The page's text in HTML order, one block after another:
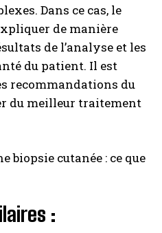
Dans ce cas, le
de manière
de l’analyse et les
du patient. Il est
recommandations du
du meilleur traitement
biopsie cutanée : ce que
: